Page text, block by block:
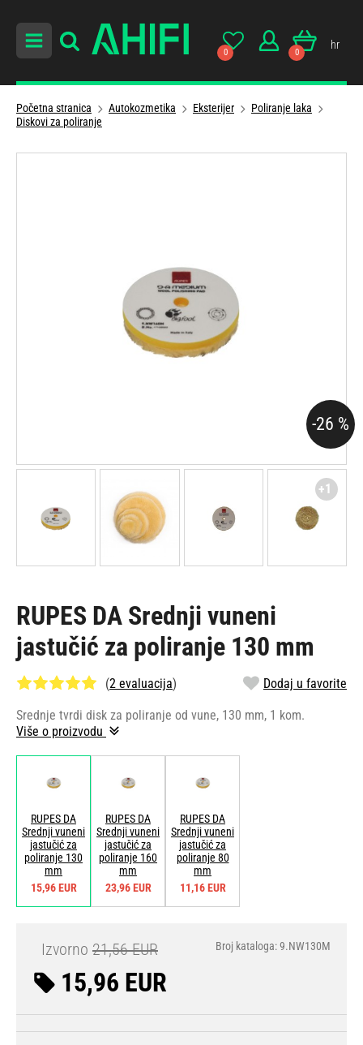
0 0
hr
Početna stranica Autokozmetika Eksterijer
Poliranje laka
Diskovi za poliranje
RUPES DA Srednji vuneni
jastučić za poliranje 130 mm
(2 evaluacija) Dodaj u favorite
Srednje tvrdi disk za poliranje od vune, 130 mm, 1 kom.
Više o proizvodu
RUPES DA
Srednji vuneni
jastučić za
poliranje 130
mm
15,96 EUR
RUPES DA
Srednji vuneni
jastučić za
poliranje 160
mm
23,96 EUR
RUPES DA
Srednji vuneni
jastučić za
poliranje 80
mm
11,16 EUR
Izvorno 21,56 EUR
15,96 EUR
Broj kataloga: 9.NW130M
-26 %
+1